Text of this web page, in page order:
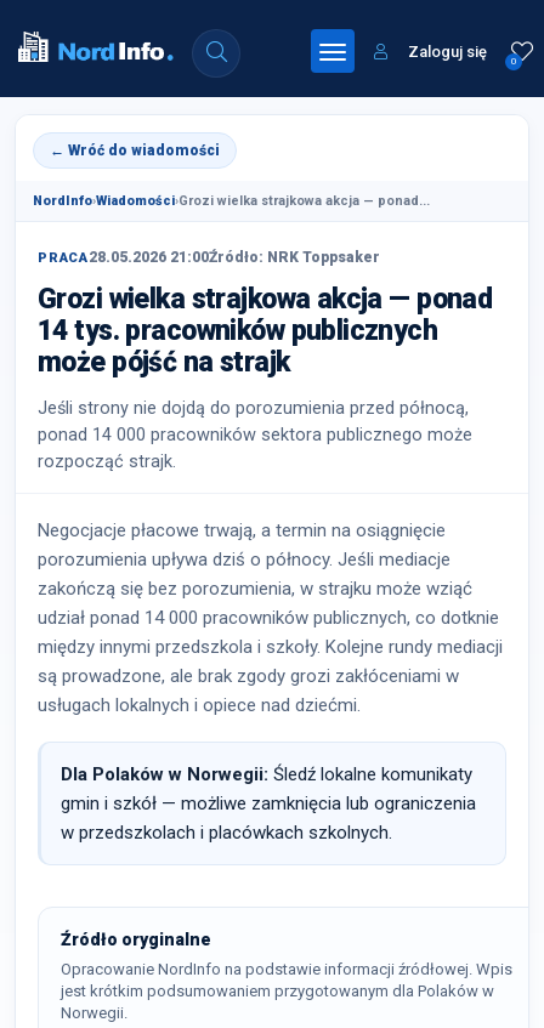
0
Zaloguj się
← Wróć do wiadomości
NordInfo›Wiadomości›Grozi wielka strajkowa akcja — ponad...
PRACA28.05.2026 21:00Źródło: NRK Toppsaker
Grozi wielka strajkowa akcja — ponad
14 tys. pracowników publicznych
może pójść na strajk
Jeśli strony nie dojdą do porozumienia przed północą,
ponad 14 000 pracowników sektora publicznego może
rozpocząć strajk.
Negocjacje płacowe trwają, a termin na osiągnięcie
porozumienia upływa dziś o północy. Jeśli mediacje
zakończą się bez porozumienia, w strajku może wziąć
udział ponad 14 000 pracowników publicznych, co dotknie
między innymi przedszkola i szkoły. Kolejne rundy mediacji
są prowadzone, ale brak zgody grozi zakłóceniami w
usługach lokalnych i opiece nad dziećmi.
Dla Polaków w Norwegii: Śledź lokalne komunikaty
gmin i szkół — możliwe zamknięcia lub ograniczenia
w przedszkolach i placówkach szkolnych.
Źródło oryginalne
Opracowanie NordInfo na podstawie informacji źródłowej. Wpis
jest krótkim podsumowaniem przygotowanym dla Polaków w
Norwegii.